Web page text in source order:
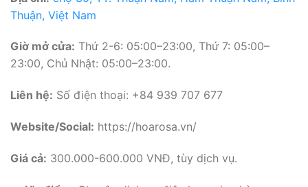
Thuận, Việt Nam
Giờ mở cửa: Thứ 2-6: 05:00–23:00, Thứ 7: 05:00–
23:00, Chủ Nhật: 05:00–23:00.
Liên hệ: Số điện thoại: +84 939 707 677
Website/Social: https://hoarosa.vn/
Giá cả: 300.000-600.000 VNĐ, tùy dịch vụ.